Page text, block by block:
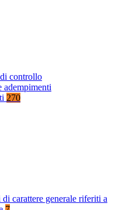
controllo
adempimenti
270
carattere generale riferiti a